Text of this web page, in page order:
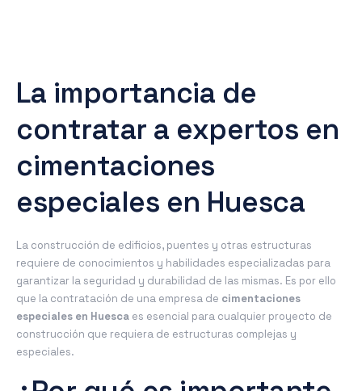
La importancia de
contratar a expertos en
cimentaciones
especiales en Huesca
La construcción de edificios, puentes y otras estructuras
requiere de conocimientos y habilidades especializadas para
garantizar la seguridad y durabilidad de las mismas. Es por ello
que la contratación de una empresa de cimentaciones
especiales en Huesca es esencial para cualquier proyecto de
construcción que requiera de estructuras complejas y
especiales.